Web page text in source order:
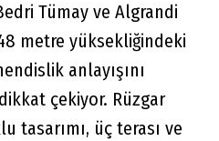
Tümay ve Algrandi
metre yüksekliğindeki
anlayışını
çekiyor. Rüzgar
tasarımı, üç terası ve